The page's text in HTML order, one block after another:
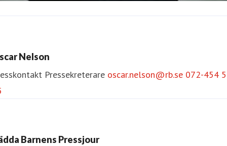
Nelson
Pressekreterare oscar.nelson@rb.se 072-454
Barnens Pressjour